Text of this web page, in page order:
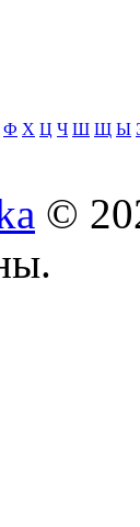
Ф Х Ц Ч Ш Щ Ы
©